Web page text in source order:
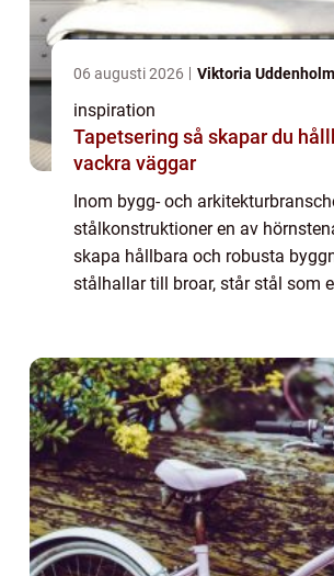
06 augusti 2026 Viktoria Uddenholm
inspiration
Tapetsering så skapar du hållbara och
vackra väggar
Inom bygg- och
stålkonstruktioner en av
skapa hållbara och robusta
stålhallar till broar, står stål som